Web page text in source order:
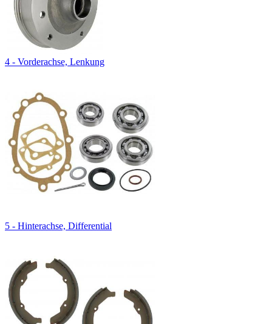
4 - Vorderachse, Lenkung
5 - Hinterachse, Differential